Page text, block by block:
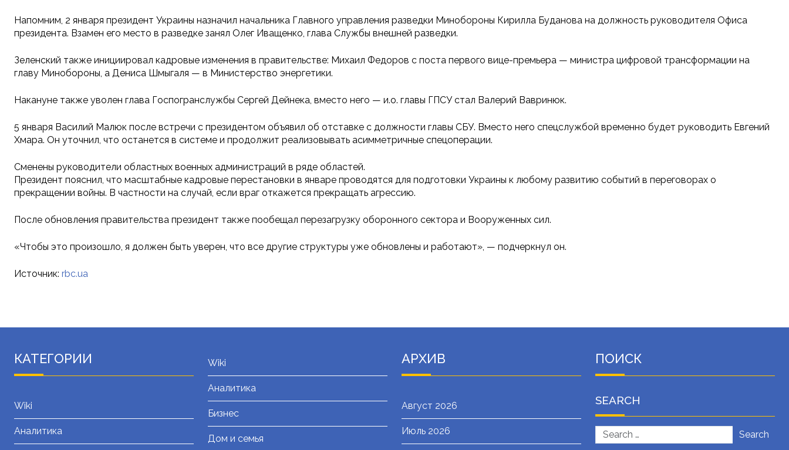
Напомним, 2 января президент Украины назначил начальника Главного управления разведки Минобороны Кирилла Буданова на должность руководителя Офиса
президента. Взамен его место в разведке занял Олег Иващенко, глава Службы внешней разведки.
Зеленский также инициировал кадровые изменения в правительстве: Михаил Федоров с поста первого вице-премьера — министра цифровой трансформации на
главу Минобороны, а Дениса Шмыгаля — в Министерство энергетики.
Накануне также уволен глава Госпогранслужбы Сергей Дейнека, вместо него — и.о. главы ГПСУ стал Валерий Вавринюк.
5 января Василий Малюк после встречи с президентом объявил об отставке с должности главы СБУ. Вместо него спецслужбой временно будет руководить Евгений
Хмара. Он уточнил, что останется в системе и продолжит реализовывать асимметричные спецоперации.
Сменены руководители областных военных администраций в ряде областей.
Президент пояснил, что масштабные кадровые перестановки в январе проводятся для подготовки Украины к любому развитию событий в переговорах о
прекращении войны. В частности на случай, если враг откажется прекращать агрессию.
После обновления правительства президент также пообещал перезагрузку оборонного сектора и Вооруженных сил.
«Чтобы это произошло, я должен быть уверен, что все другие структуры уже обновлены и работают», — подчеркнул он.
Источник: rbc.ua
КАТЕГОРИИ
Wiki
Аналитика
Wiki
Аналитика
Бизнес
Дом и семья
АРХИВ
Август 2026
Июль 2026
ПОИСК
SEARCH
Search